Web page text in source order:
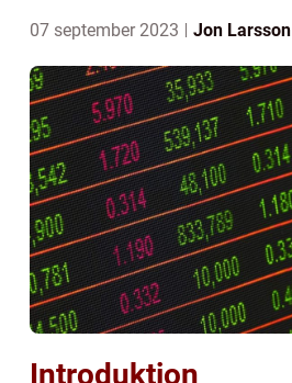
07 september 2023 Jon Larsson
Introduktion